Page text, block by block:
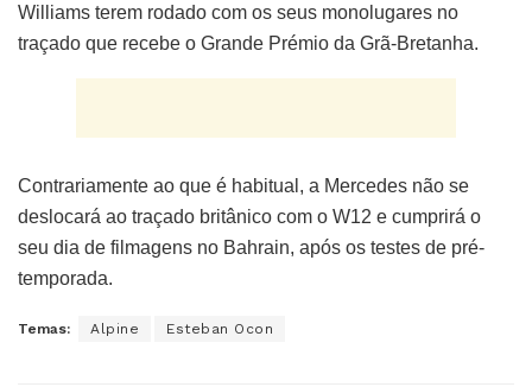
Williams terem rodado com os seus monolugares no
traçado que recebe o Grande Prémio da Grã-Bretanha.
Contrariamente ao que é habitual, a Mercedes não se
deslocará ao traçado britânico com o W12 e cumprirá o
seu dia de filmagens no Bahrain, após os testes de pré-
temporada.
Temas: Alpine Esteban Ocon